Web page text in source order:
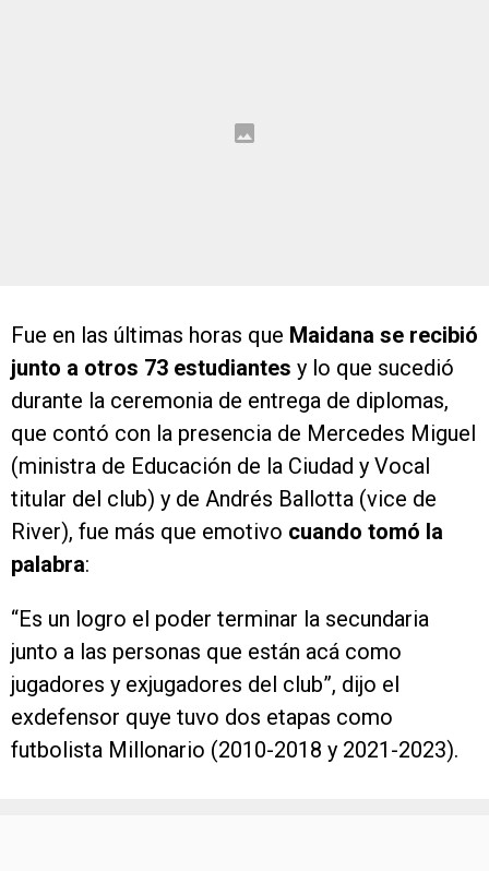
Fue en las últimas horas que Maidana se recibió
junto a otros 73 estudiantes y lo que sucedió
durante la ceremonia de entrega de diplomas,
que contó con la presencia de Mercedes Miguel
(ministra de Educación de la Ciudad y Vocal
titular del club) y de Andrés Ballotta (vice de
River), fue más que emotivo cuando tomó la
palabra:
“Es un logro el poder terminar la secundaria
junto a las personas que están acá como
jugadores y exjugadores del club”, dijo el
exdefensor quye tuvo dos etapas como
futbolista Millonario (2010-2018 y 2021-2023).